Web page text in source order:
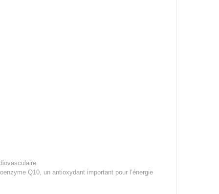
Q10, un antioxydant important pour l’énergie